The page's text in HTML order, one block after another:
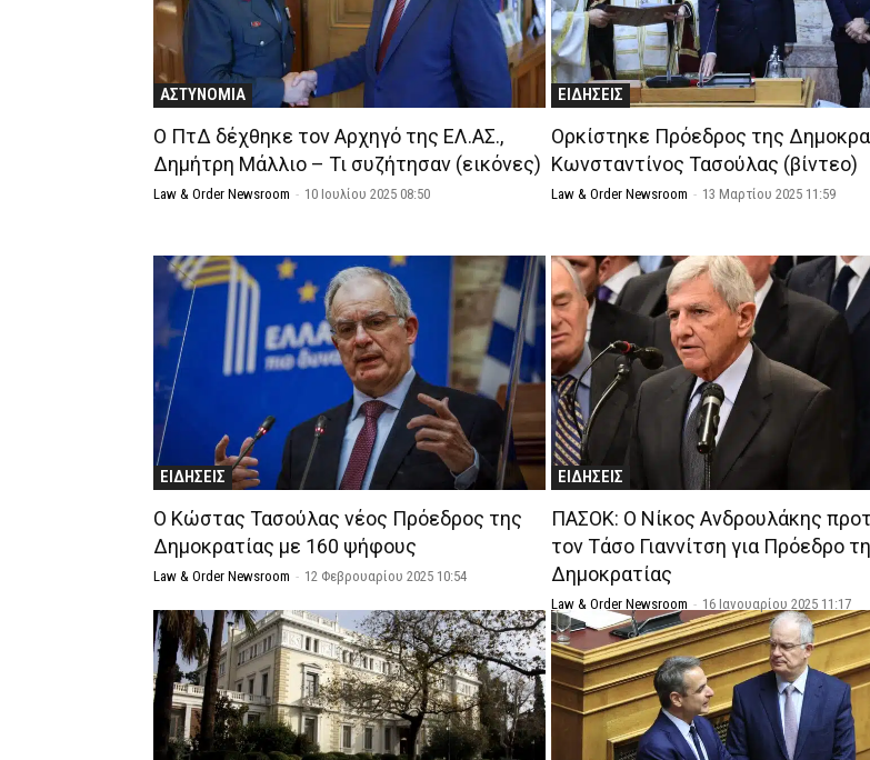
ΑΣΤΥΝΟΜΙΑ
Ο ΠτΔ δέχθηκε τον Αρχηγό της ΕΛ.ΑΣ.,
Δημήτρη Μάλλιο – Τι συζήτησαν (εικόνες)
Law & Order Newsroom - 10 Ιουλίου 2025 08:50
ΕΙΔΗΣΕΙΣ
Ορκίστηκε Πρόεδρος της
Κωνσταντίνος Τασούλας (βίντεο)
Law & Order Newsroom - 13 Μαρτίου 2025 11:59
ΕΙΔΗΣΕΙΣ
Ο Κώστας Τασούλας νέος Πρόεδρος της
Δημοκρατίας με 160 ψήφους
Law & Order Newsroom - 12 Φεβρουαρίου 2025 10:54
ΕΙΔΗΣΕΙΣ
ΠΑΣΟΚ: Ο Νίκος Ανδρουλάκης
τον Τάσο Γιαννίτση για Πρόεδρο
Δημοκρατίας
Law & Order Newsroom - 16 Ιανουαρίου 2025 11:17